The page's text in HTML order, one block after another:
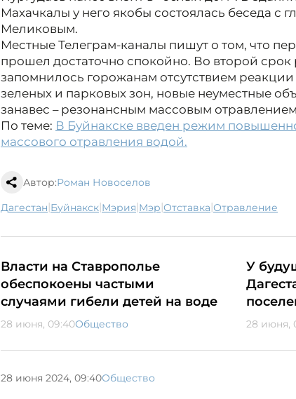
Махачкалы у него якобы состоялась беседа с
Меликовым.
Местные Телеграм-каналы пишут о том, что
прошел достаточно спокойно. Во второй срок
запомнилось горожанам отсутствием
зеленых и парковых зон, новые неуместные
занавес – резонансным массовым
По теме: В Буйнакске введен режим
массового отравления водой.
Автор:Роман Новоселов
Дагестан| Буйнакск| мэрия| мэр| отставка| отравление
Власти на Ставрополье
обеспокоены частыми
случаями гибели детей на воде
28 июня, 09:40Общество
У
28 июня,
28 июня 2024, 09:40Общество